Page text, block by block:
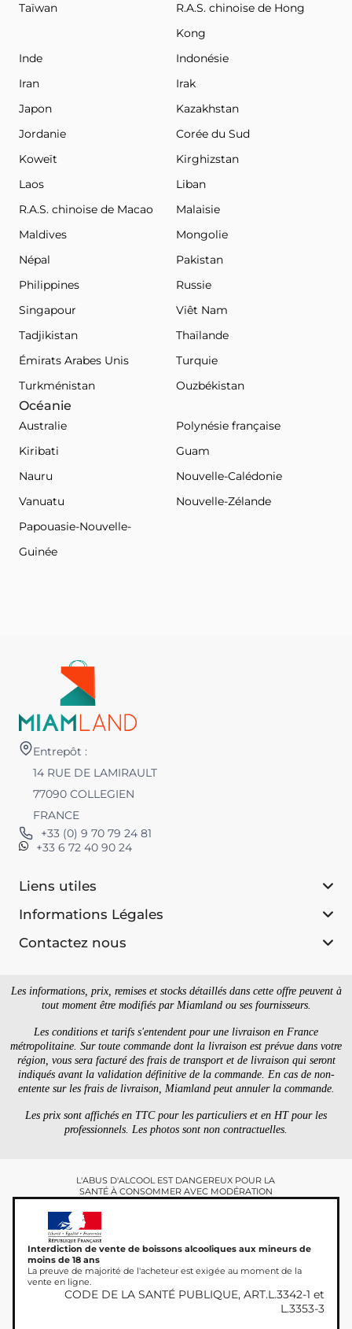
Taïwan
R.A.S. chinoise de Hong
Kong
Inde
Indonésie
Iran
Irak
Japon
Kazakhstan
Jordanie
Corée du Sud
Koweït
Kirghizstan
Laos
Liban
R.A.S. chinoise de Macao
Malaisie
Maldives
Mongolie
Népal
Pakistan
Philippines
Russie
Singapour
Viêt Nam
Tadjikistan
Thaïlande
Émirats Arabes Unis
Turquie
Turkménistan
Ouzbékistan
Océanie
Australie
Polynésie française
Kiribati
Guam
Nauru
Nouvelle-Calédonie
Vanuatu
Nouvelle-Zélande
Papouasie-Nouvelle-
Guinée
Entrepôt :
14 RUE DE LAMIRAULT
77090 COLLEGIEN
FRANCE
+33 (0) 9 70 79 24 81
+33 6 72 40 90 24
Liens utiles
Informations Légales
Contactez nous
Les informations, prix, remises et stocks détaillés dans cette offre peuvent à
tout moment être modifiés par Miamland ou ses fournisseurs.
Les conditions et tarifs s'entendent pour une livraison en France
métropolitaine. Sur toute commande dont la livraison est prévue dans votre
région, vous sera facturé des frais de transport et de livraison qui seront
indiqués avant la validation définitive de la commande. En cas de non-
entente sur les frais de livraison, Miamland peut annuler la commande.
Les prix sont affichés en TTC pour les particuliers et en HT pour les
professionnels. Les photos sont non contractuelles.
L'ABUS D'ALCOOL EST DANGEREUX POUR LA
SANTÉ À CONSOMMER AVEC MODÉRATION
Interdiction de vente de boissons alcooliques aux mineurs de
moins de 18 ans
La preuve de majorité de l'acheteur est exigée au moment de la
vente en ligne.
CODE DE LA SANTÉ PUBLIQUE, ART.L.3342-1 et
L.3353-3